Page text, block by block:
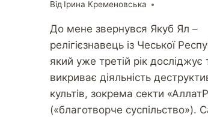
Від Ірина Кременовська
До мене звернувся Якуб Ял –
релігієзнавець із Чеської
який уже третій рік досліджує
викриває діяльність
культів, зокрема секти
(«благотворче суспільство»).